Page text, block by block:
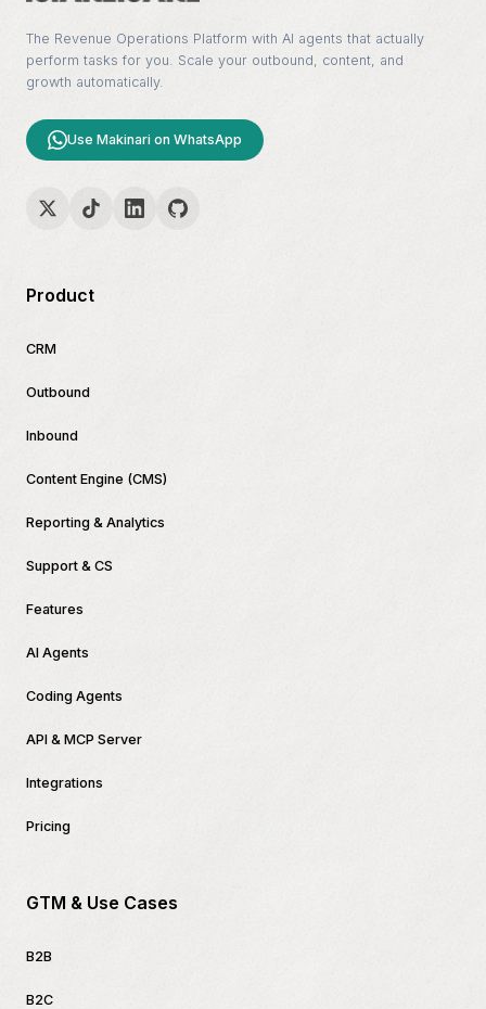
The Revenue Operations Platform with AI agents that actually
perform tasks for you. Scale your outbound, content, and
growth automatically.
Use Makinari on WhatsApp
Product
CRM
Outbound
Inbound
Content Engine (CMS)
Reporting & Analytics
Support & CS
Features
AI Agents
Coding Agents
API & MCP Server
Integrations
Pricing
GTM & Use Cases
B2B
B2C